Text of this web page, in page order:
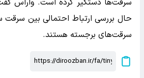
حال بررسی ارتباط احتمالی بین سرقت
سرقت‌های برجسته هستند.